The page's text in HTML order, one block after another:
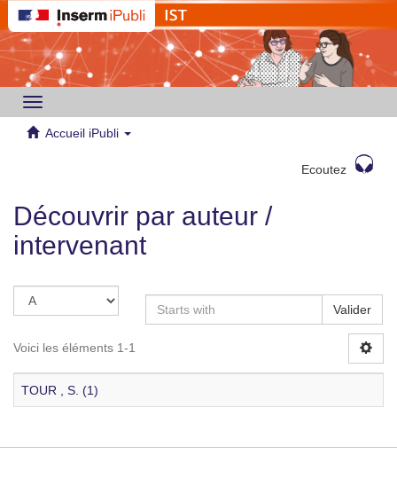
Toggle
navigation
Accueil iPubli
Ecoutez
Découvrir par auteur /
intervenant
Valider
Voici les éléments 1-1
TOUR , S. (1)